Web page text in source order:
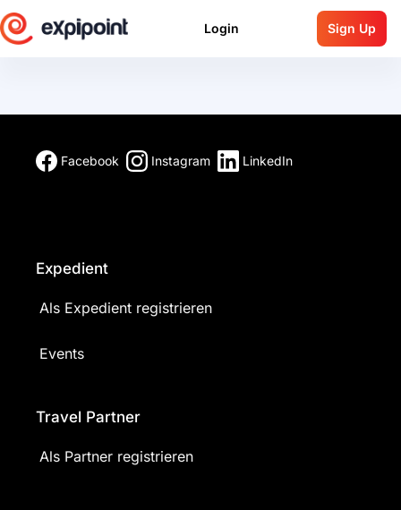
Login Sign Up
Facebook Instagram LinkedIn
Expedient
Als Expedient registrieren
Events
Travel Partner
Als Partner registrieren